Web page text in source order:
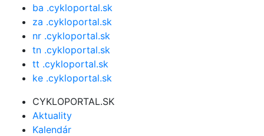
ba .cykloportal.sk
za .cykloportal.sk
nr .cykloportal.sk
tn .cykloportal.sk
tt .cykloportal.sk
ke .cykloportal.sk
CYKLOPORTAL.SK
Aktuality
Kalendár